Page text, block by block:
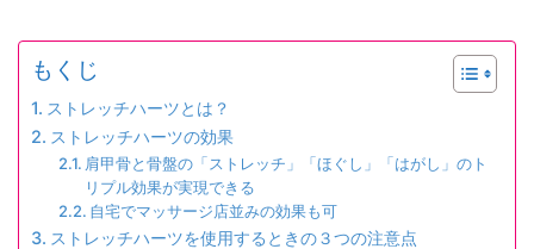
もくじ
ストレッチハーツとは？
ストレッチハーツの効果
肩甲骨と骨盤の「ストレッチ」「ほぐし」「はがし」のト
リプル効果が実現できる
自宅でマッサージ店並みの効果も可
ストレッチハーツを使用するときの３つの注意点